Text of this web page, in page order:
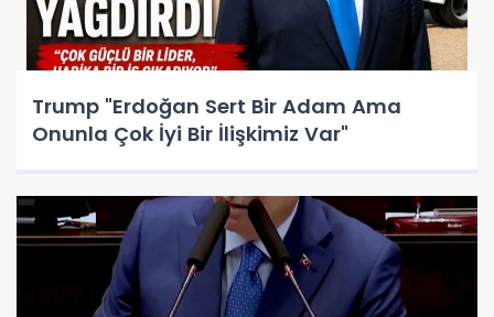
Trump "Erdoğan Sert Bir Adam Ama
Onunla Çok İyi Bir İlişkimiz Var"